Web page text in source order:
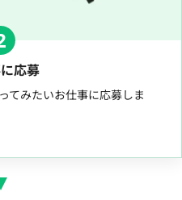
応募
てみたいお仕事に応募しま